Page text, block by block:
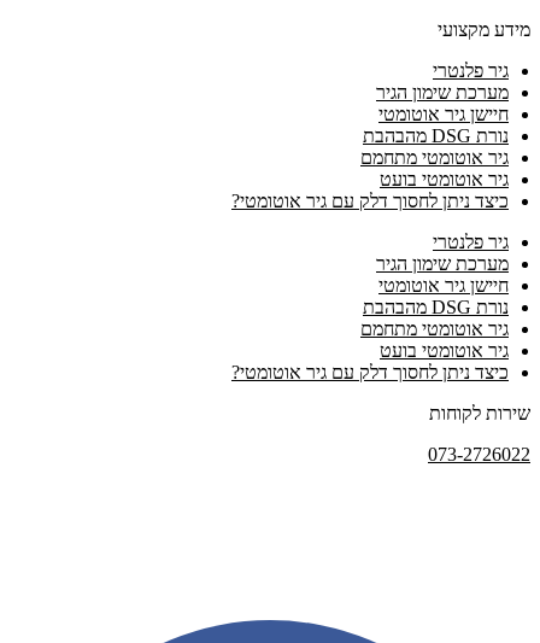
מידע מקצועי
גיר פלנטרי
מערכת שימון הגיר
חיישן גיר אוטומטי
נורת DSG מהבהבת
גיר אוטומטי מתחמם
גיר אוטומטי בועט
כיצד ניתן לחסוך דלק עם גיר אוטומטי?
גיר פלנטרי
מערכת שימון הגיר
חיישן גיר אוטומטי
נורת DSG מהבהבת
גיר אוטומטי מתחמם
גיר אוטומטי בועט
כיצד ניתן לחסוך דלק עם גיר אוטומטי?
שירות לקוחות
073-2726022